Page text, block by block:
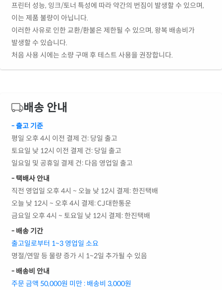
프린터 성능, 잉크/토너 특성에 따라 약간의 번짐이 발생할 수 있으며,
이는 제품 불량이 아닙니다.
이러한 사유로 인한 교환/환불은 제한될 수 있으며, 왕복 배송비가
발생할 수 있습니다.
처음 사용 시에는 소량 구매 후 테스트 사용을 권장합니다.
배송 안내
- 출고 기준
평일 오후 4시 이전 결제 건: 당일 출고
토요일 낮 12시 이전 결제 건: 당일 출고
일요일 및 공휴일 결제 건: 다음 영업일 출고
- 택배사 안내
직전 영업일 오후 4시 ~ 오늘 낮 12시 결제: 한진택배
오늘 낮 12시 ~ 오후 4시 결제: CJ대한통운
금요일 오후 4시 ~ 토요일 낮 12시 결제: 한진택배
- 배송 기간
출고일로부터 1~3 영업일 소요
명절/연말 등 물량 증가 시 1~2일 추가될 수 있음
- 배송비 안내
주문 금액 50,000원 미만 : 배송비 3,000원